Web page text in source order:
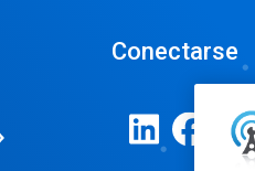
Conectarse